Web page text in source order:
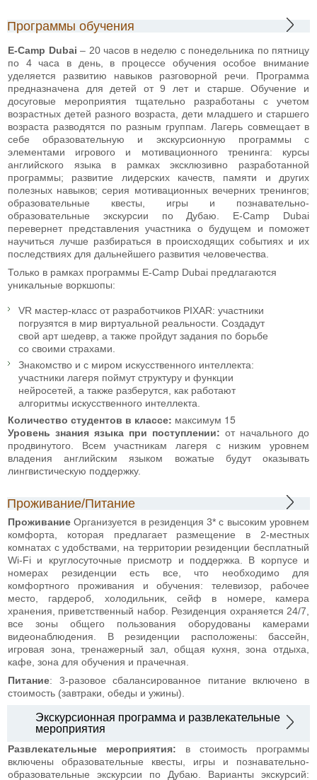
Программы обучения
E-Camp Dubai – 20 часов в неделю с понедельника по пятницу
по 4 часа в день, в процессе обучения особое внимание
уделяется развитию навыков разговорной речи. Программа
предназначена для детей от 9 лет и старше. Обучение и
досуговые мероприятия тщательно разработаны с учетом
возрастных детей разного возраста, дети младшего и старшего
возраста разводятся по разным группам. Лагерь совмещает в
себе образовательную и экскурсионную программы с
элементами игрового и мотивационного тренинга: курсы
английского языка в рамках эксклюзивно разработанной
программы; развитие лидерских качеств, памяти и других
полезных навыков; серия мотивационных вечерних тренингов;
образовательные квесты, игры и познавательно-
образовательные экскурсии по Дубаю. E-Camp Dubai
перевернет представления участника о будущем и поможет
научиться лучше разбираться в происходящих событиях и их
последствиях для дальнейшего развития человечества.
Только в рамках программы E-Camp Dubai предлагаются
уникальные воркшопы:
VR мастер-класс от разработчиков PIXAR: участники
погрузятся в мир виртуальной реальности. Создадут
свой арт шедевр, а также пройдут задания по борьбе
со своими страхами.
Знакомство и с миром искусственного интеллекта:
участники лагеря поймут структуру и функции
нейросетей, а также разберутся, как работают
алгоритмы искусственного интеллекта.
Количество студентов в классе: максимум 15
Уровень знания языка при поступлении: от начального до
продвинутого. Всем участникам лагеря с низким уровнем
владения английским языком вожатые будут оказывать
лингвистическую поддержку.
Проживание/Питание
ПроживаниеОрганизуется в резиденция 3* с высоким уровнем
комфорта, которая предлагает размещение в 2-местных
комнатах с удобствами, на территории резиденции бесплатный
Wi-Fi и круглосуточные присмотр и поддержка. В корпусе и
номерах резиденции есть все, что необходимо для
комфортного проживания и обучения: телевизор, рабочее
место, гардероб, холодильник, сейф в номере, камера
хранения, приветственный набор. Резиденция охраняется 24/7,
все зоны общего пользования оборудованы камерами
видеонаблюдения. В резиденции расположены: бассейн,
игровая зона, тренажерный зал, общая кухня, зона отдыха,
кафе, зона для обучения и прачечная.
Питание: 3-разовое сбалансированное питание включено в
стоимость (завтраки, обеды и ужины).
Экскурсионная программа и развлекательные
мероприятия
Развлекательные мероприятия: в стоимость программы
включены образовательные квесты, игры и познавательно-
образовательные экскурсии по Дубаю. Варианты экскурсий: